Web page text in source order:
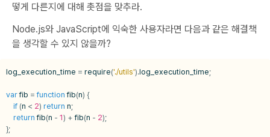
떻게 다른지에 대해 촛점을 맞추라.
Node.js와 JavaScript에 익숙한 사용자라면 다음과 같은 해결책
을 생각할 수 있지 않을까?
log_execution_time = require('./utils').log_execution_time;
var fib = function fib(n) {
if (n < 2) return n;
return fib(n - 1) + fib(n - 2);
};